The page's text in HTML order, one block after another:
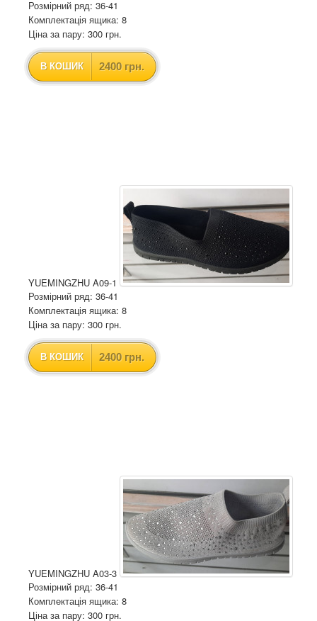
Розмірний ряд: 36-41
Комплектація ящика: 8
Ціна за пару: 300 грн.
В КОШИК 2400 грн.
YUEMINGZHU A09-1
Розмірний ряд: 36-41
Комплектація ящика: 8
Ціна за пару: 300 грн.
В КОШИК 2400 грн.
YUEMINGZHU A03-3
Розмірний ряд: 36-41
Комплектація ящика: 8
Ціна за пару: 300 грн.